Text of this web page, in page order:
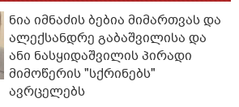
ნია იმნაძის ბებია მიმართვას და
ალექსანდრე გაბაშვილისა და
ანი ნასყიდაშვილის პირადი
მიმოწერის "სქრინებს"
ავრცელებს